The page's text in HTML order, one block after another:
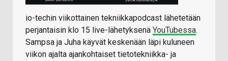
io-techin viikottainen tekniikkapodcast lähetetään
perjantaisin klo 15 live-lähetyksenä YouTubessa.
Sampsa ja Juha käyvät keskenään läpi kuluneen
viikon ajalta ajankohtaiset tietotekniikka- ja